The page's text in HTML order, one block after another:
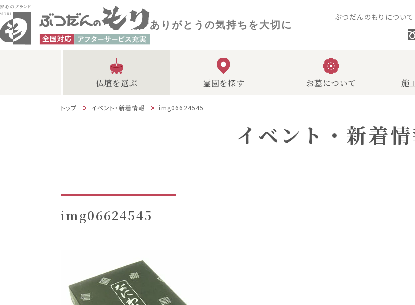
ありがとうの気持ちを大切に
ぶつだんのもりについて
仏壇を選ぶ 霊園を探す お墓について 施
トップ イベント・新着情報 img06624545
イベント・新着
img06624545